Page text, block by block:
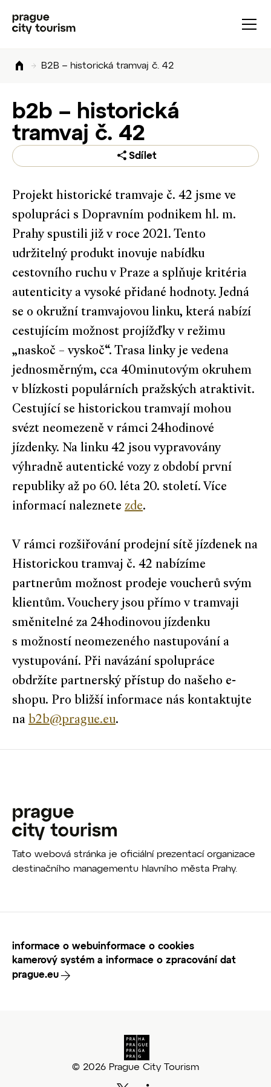
B2B – historická tramvaj č. 42
b2b – historická
tramvaj č. 42
Sdílet
Projekt historické tramvaje č. 42 jsme ve
spolupráci s Dopravním podnikem hl. m.
Prahy spustili již v roce 2021. Tento
udržitelný produkt inovuje nabídku
cestovního ruchu v Praze a splňuje kritéria
autenticity a vysoké přidané hodnoty. Jedná
se o okružní tramvajovou linku, která nabízí
cestujícím možnost projížďky v režimu
„naskoč – vyskoč“. Trasa linky je vedena
jednosměrným, cca 40minutovým okruhem
v blízkosti populárních pražských atraktivit.
Cestující se historickou tramvají mohou
svézt neomezeně v rámci 24hodinové
jízdenky. Na linku 42 jsou vypravovány
výhradně autentické vozy z období první
republiky až po 60. léta 20. století. Více
informací naleznete zde.
V rámci rozšiřování prodejní sítě jízdenek na
Historickou tramvaj č. 42 nabízíme
partnerům možnost prodeje voucherů svým
klientům. Vouchery jsou přímo v tramvaji
směnitelné za 24hodinovou jízdenku
s možností neomezeného nastupování a
vystupování. Při navázání spolupráce
obdržíte partnerský přístup do našeho e-
shopu. Pro bližší informace nás kontaktujte
na b2b@prague.eu.
Tato webová stránka je oficiální prezentací organizace
destinačního managementu hlavního města Prahy.
informace o webuinformace o cookies
kamerový systém a informace o zpracování dat
prague.eu
© 2026 Prague City Tourism